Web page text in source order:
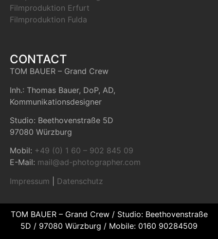
Filmproduktion Erfurt
Filmproduktion Fulda
CONTACT
TOM BAUER – Grand Crew
Inh.: Thomas Bauer, DoP, AD,
Kommunikationsdesigner
Studio: Beethovenstraße 5D
97080 Würzburg
Mobil: +49 (0) 1 60 – 902 845 09
E-Mail: mail@ad-photographer.com
Impressum
Datenschutz
TOM BAUER – Grand Crew / Studio: Beethovenstraße
5D / 97080 Würzburg / Mobile: 0160 90284509